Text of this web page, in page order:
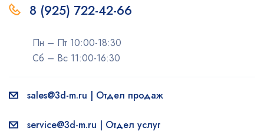
8 (925) 722-42-66
Пн – Пт 10:00-18:30
Сб – Вс 11:00-16:30
sales@3d-m.ru | Отдел продаж
service@3d-m.ru | Отдел услуг